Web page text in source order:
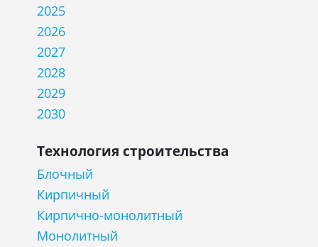
2025
2026
2027
2028
2029
2030
Технология строительства
Блочный
Кирпичный
Кирпично-монолитный
Монолитный